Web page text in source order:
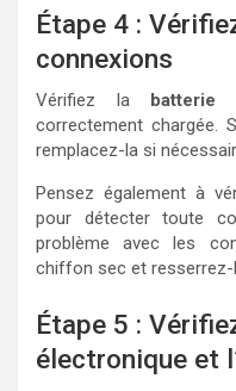
Étape 4 :
connexions
Vérifiez la batterie
correctement chargée.
remplacez-la si
Pensez également à
pour détecter toute
problème avec les
chiffon sec et resserrez-
Étape 5 :
électronique et